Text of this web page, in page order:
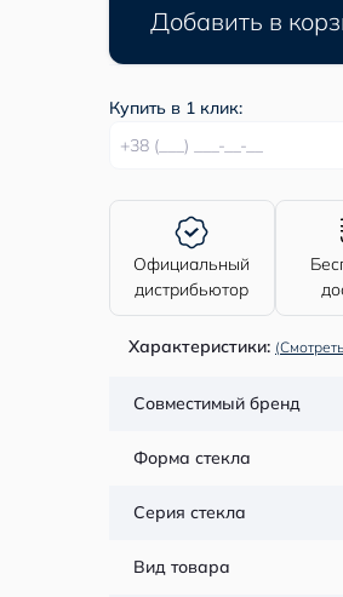
Добавить в
Купить в 1 клик:
Официальный
дистрибьютор
Характеристики:
Совместимый бренд
Форма стекла
Серия стекла
Вид товара